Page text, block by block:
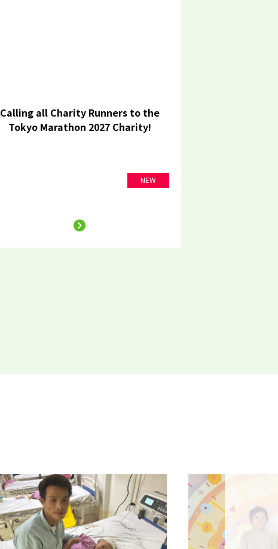
Calling all Charity Runners to the
Tokyo Marathon 2027 Charity!
NEW